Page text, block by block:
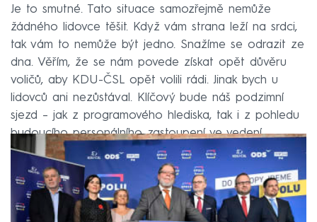
Je to smutné. Tato situace samozřejmě nemůže
žádného lidovce těšit. Když vám strana leží na srdci,
tak vám to nemůže být jedno. Snažíme se odrazit ze
dna. Věřím, že se nám povede získat opět důvěru
voličů, aby KDU-ČSL opět volili rádi. Jinak bych u
lidovců ani nezůstával. Klíčový bude náš podzimní
sjezd – jak z programového hlediska, tak i z pohledu
budoucího personálního zastoupení ve vedení.